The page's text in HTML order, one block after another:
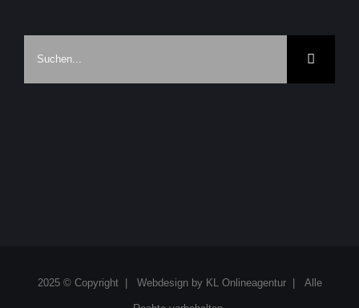
2025 © Copyright | Webdesign by KL Onlineagentur| Alle